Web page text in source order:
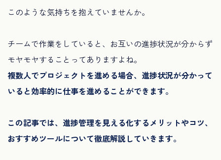
このような気持ちを抱えていませんか。
チームで作業をしていると、お互いの進捗状況が分からず
モヤモヤすることってありますよね。
複数人でプロジェクトを進める場合、進捗状況が分かって
いると効率的に仕事を進めることができます。
この記事では、進捗管理を見える化するメリットやコツ、
おすすめツールについて徹底解説していきます。